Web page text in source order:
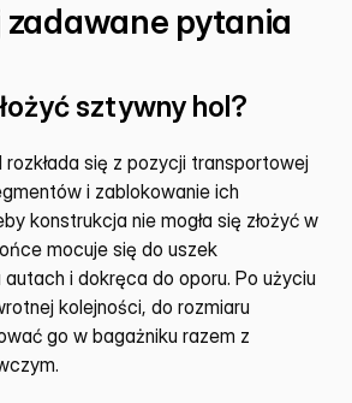
zadawane pytania
sztywny hol?
się z pozycji transportowej
i zablokowanie ich
konstrukcja nie mogła się złożyć w
mocuje się do uszek
i dokręca do oporu. Po użyciu
kolejności, do rozmiaru
go w bagażniku razem z